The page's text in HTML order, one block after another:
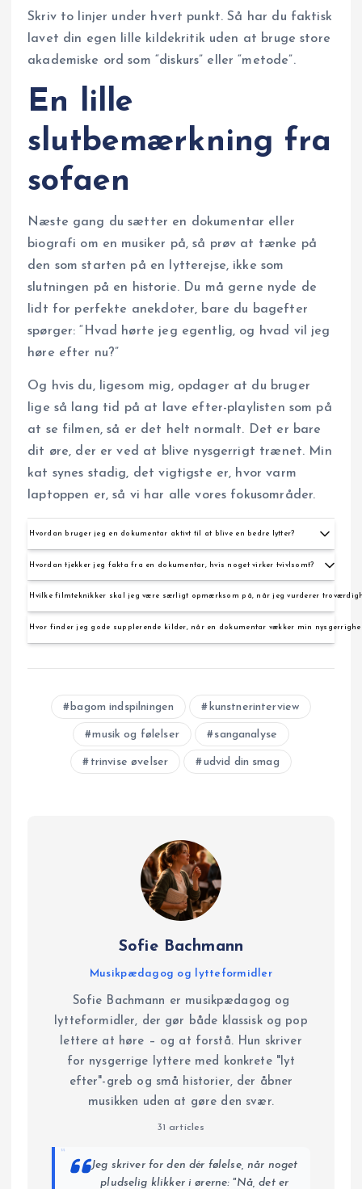
Skriv to linjer under hvert punkt. Så har du faktisk
lavet din egen lille kildekritik uden at bruge store
akademiske ord som “diskurs” eller “metode”.
En lille
slutbemærkning fra
sofaen
Næste gang du sætter en dokumentar eller
biografi om en musiker på, så prøv at tænke på
den som starten på en lytterejse, ikke som
slutningen på en historie. Du må gerne nyde de
lidt for perfekte anekdoter, bare du bagefter
spørger: “Hvad hørte jeg egentlig, og hvad vil jeg
høre efter nu?”
Og hvis du, ligesom mig, opdager at du bruger
lige så lang tid på at lave efter-playlisten som på
at se filmen, så er det helt normalt. Det er bare
dit øre, der er ved at blive nysgerrigt trænet. Min
kat synes stadig, det vigtigste er, hvor varm
laptoppen er, så vi har alle vores fokusområder.
Hvordan bruger jeg en dokumentar aktivt til at blive en bedre lytter?
nævnes. Lyt derefter til de nævnte numre med fokus på de konkrete detaljer filmen peger
Hvordan tjekker jeg fakta fra en dokumentar, hvis noget virker tvivlsomt?
interviews, samtidige avisartikler, diskografier og biografier. Biblioteker, arkiver og
Hvilke filmteknikker skal jeg være særligt opmærksom på, når jeg vurderer
klipning der springer i tid uden kontekst. De kan gøre en tolkning mere overbevisende,
Hvor finder jeg gode supplerende kilder, når en dokumentar vækker min
musikforskere eller samtidige musikere giver ofte nyttige, nuancerede perspektiver.
bagom indspilningen kunstnerinterview
musik og følelser sanganalyse
trinvise øvelser udvid din smag
Sofie Bachmann
Musikpædagog og lytteformidler
Sofie Bachmann er musikpædagog og
lytteformidler, der gør både klassisk og pop
lettere at høre – og at forstå. Hun skriver
for nysgerrige lyttere med konkrete "lyt
efter"-greb og små historier, der åbner
musikken uden at gøre den svær.
31 articles
Jeg skriver for den dér følelse, når noget
pludselig klikker i ørerne: "Nå, det er